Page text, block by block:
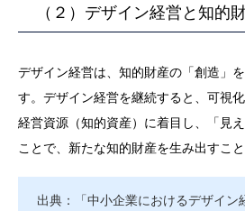
（２）デザイン経営と知的
デザイン経営は、知的財産の「創造」
す。デザイン経営を継続すると、可視
経営資源（知的資産）に着目し、「見
ことで、新たな知的財産を生み出すこと
出典：「中小企業におけるデザイン